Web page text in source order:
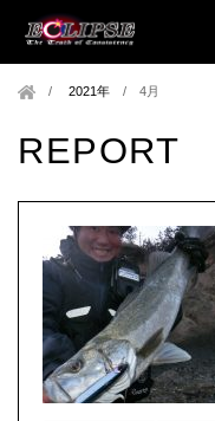
2021年 /4月
REPORT